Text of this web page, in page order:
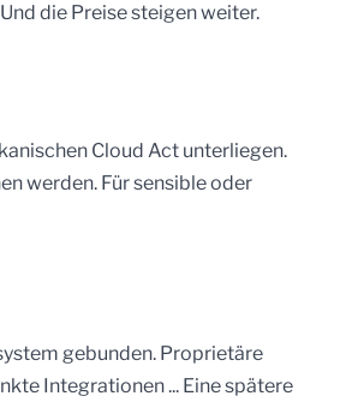
die Preise steigen weiter.
Cloud Act unterliegen.
werden. Für sensible oder
gebunden. Proprietäre
Integrationen ... Eine spätere